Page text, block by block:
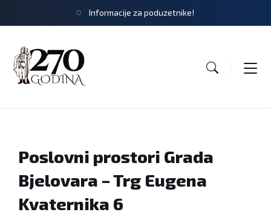
Informacije za poduzetnike!
Poslovni prostori Grada
Bjelovara – Trg Eugena
Kvaternika 6